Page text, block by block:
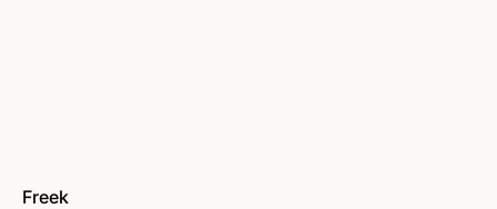
Freek